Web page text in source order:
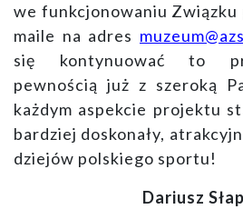
we funkcjonowaniu Związku
maile na adres
się kontynuować to
pewnością już z szeroką
każdym aspekcie projektu
bardziej doskonały,
dziejów polskiego sportu!
Dariusz